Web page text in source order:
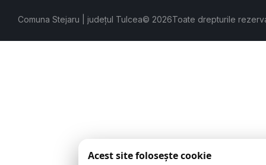
Comuna Stejaru | județul Tulcea© 2026Toate drepturile
Acest site folosește cookie